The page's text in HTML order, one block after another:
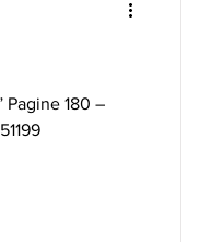
Pagine 180 –